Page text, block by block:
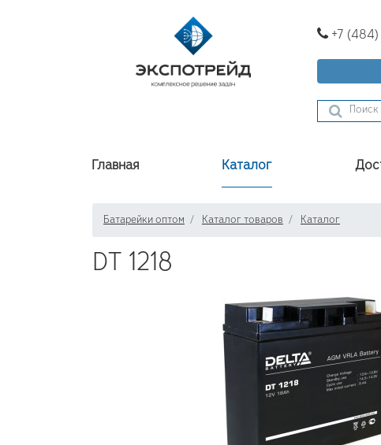
+7
Главная Каталог
Батарейки оптом Каталог товаров Каталог
DT 1218